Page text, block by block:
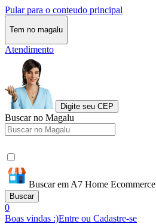
Pular para o conteudo principal
Tem no magalu
Atendimento
Digite seu CEP
Buscar no Magalu
Buscar em A7 Home Ecommerce
Buscar
0
Boas vindas :)Entre ou Cadastre-se